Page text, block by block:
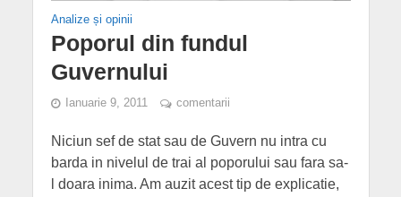
Analize și opinii
Poporul din fundul
Guvernului
Ianuarie 9, 2011 comentarii
Niciun sef de stat sau de Guvern nu intra cu
barda in nivelul de trai al poporului sau fara sa-
l doara inima. Am auzit acest tip de explicatie,